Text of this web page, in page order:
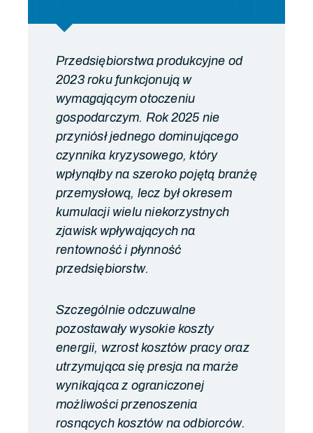
Przedsiębiorstwa produkcyjne od
2023 roku funkcjonują w
wymagającym otoczeniu
gospodarczym. Rok 2025 nie
przyniósł jednego dominującego
czynnika kryzysowego, który
wpłynąłby na szeroko pojętą branżę
przemysłową, lecz był okresem
kumulacji wielu niekorzystnych
zjawisk wpływających na
rentowność i płynność
przedsiębiorstw.
Szczególnie odczuwalne
pozostawały wysokie koszty
energii, wzrost kosztów pracy oraz
utrzymująca się presja na marże
wynikająca z ograniczonej
możliwości przenoszenia
rosnących kosztów na odbiorców.